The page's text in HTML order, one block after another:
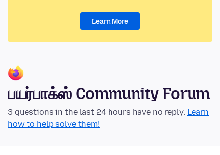
Learn More
பயர்பாக்ஸ் Community Forum
3 questions in the last 24 hours have no reply. Learn
how to help solve them!